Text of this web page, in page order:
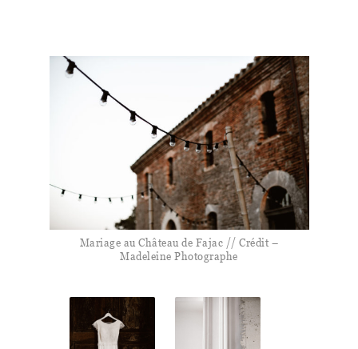
Mariage au Château de Fajac // Crédit –
Madeleine Photographe